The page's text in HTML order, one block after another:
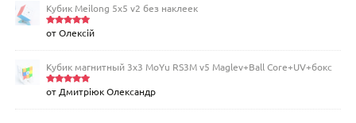
Кубик Meilong 5x5 v2 без наклеек
Оценка5
от Олексій
Кубик магнитный 3х3 MoYu RS3M v5 Maglev+Ball Core+UV+бокс
Оценка5
от Дмитріюк Олександр